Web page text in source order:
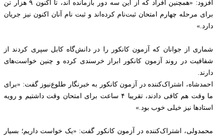
افزود: «همچنین افراد که از این سه دور بازمانده اند، تا اکنون ۹ هزار تن
برای مرحله چهارم امتحان ثبت‌نام کرده‌اند و ثبت نام آنان اکنون نیز جریان
دارد.»
شماری از جوانان که آزمون کانکور را در دانش‌گاه کابل سپری کردند از
شفافیت در روند آزمون کانکور ابراز خرسندی کرده و چنین خواست‌های
دارند.
احمدشاه، اشتراک‌کننده در آزمون کانکور به خبرنگار طلوع‌نیوز گفت: «برای
ما وقت هم کافی دادند، تقریبا ۴ ساعت برای امتحان وقت داشتیم و رویه
استادها نیز خیلی خوب بود.»
محمدولی، اشتراک‌کننده در آزمون کانکور گفت: «یک خواست داریم؛ بسیار